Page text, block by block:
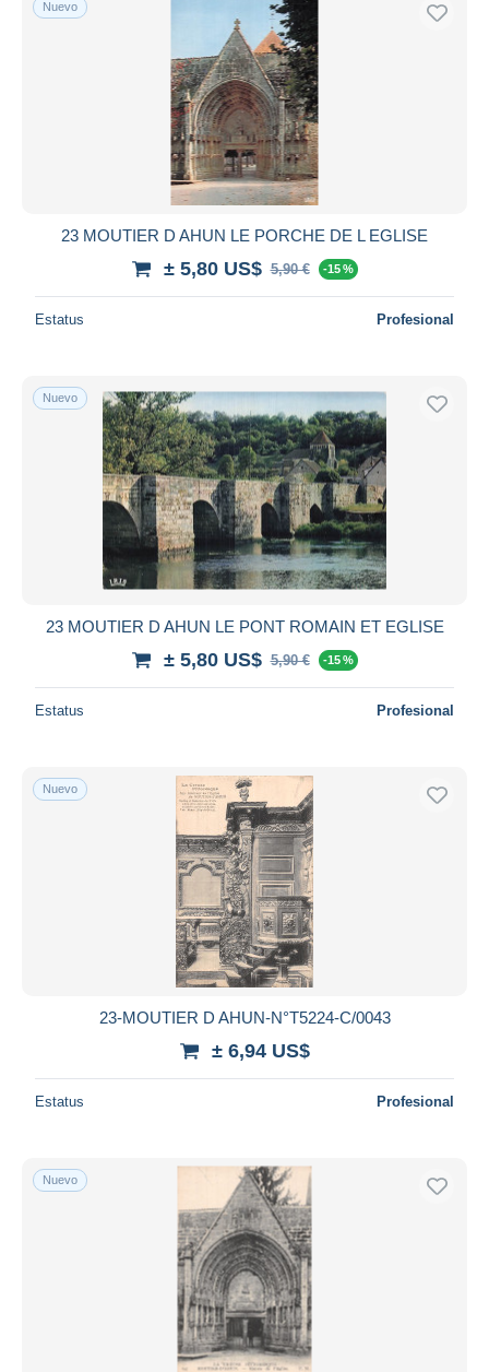
Sólo con descuento
Métodos de pago
PayPal
Transferencia bancaria
Mastercard
Maestro
Deseleccionar todo
Mundo entero
Aplicar
Nuevo
23 MOUTIER D AHUN LE PORCHE DE L EGLISE
± 5,80 US$ 5,90 € -15 %
Estatus Profesional
Nuevo
23 MOUTIER D AHUN LE PONT ROMAIN ET EGLISE
± 5,80 US$ 5,90 € -15 %
Estatus Profesional
Nuevo
23-MOUTIER D AHUN-N°T5224-C/0043
± 6,94 US$
Estatus Profesional
Nuevo